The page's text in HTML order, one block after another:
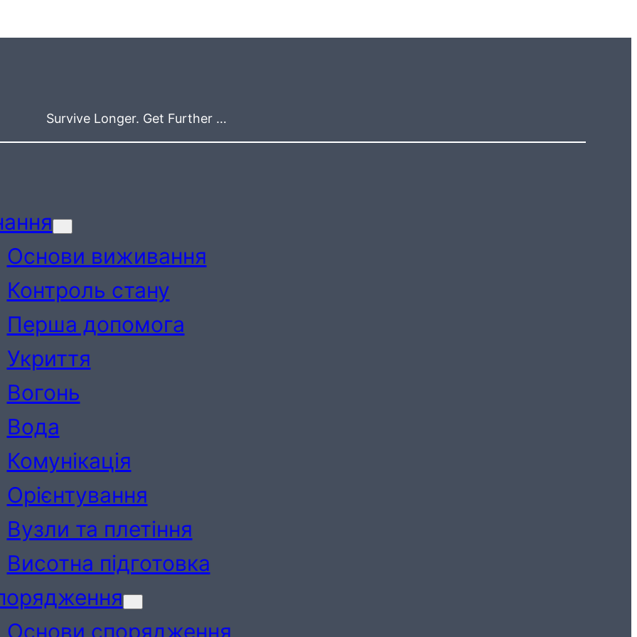
Survive Longer. Get Further …
Основи виживання
Контроль стану
Перша допомога
Укриття
Вогонь
Вода
Комунікація
Орієнтування
Вузли та плетіння
Висотна підготовка
Основи спорядження